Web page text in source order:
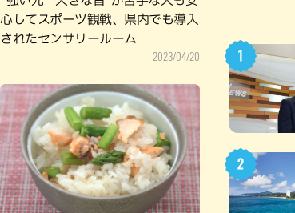
心してスポーツ観戦、県内でも導入
されたセンサリールーム
2023/04/20